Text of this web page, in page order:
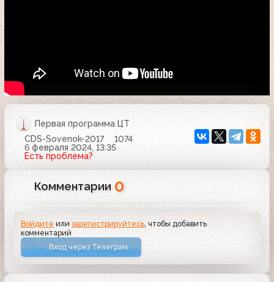
Первая программа ЦТ
CDS-Sovenok-2017
1074
6 февраля 2024, 13:35
Есть проблема?
Комментарии 0
Войдите илизарегистрируйтесь , чтобы добавить
комментарий
Вход через Телеграм